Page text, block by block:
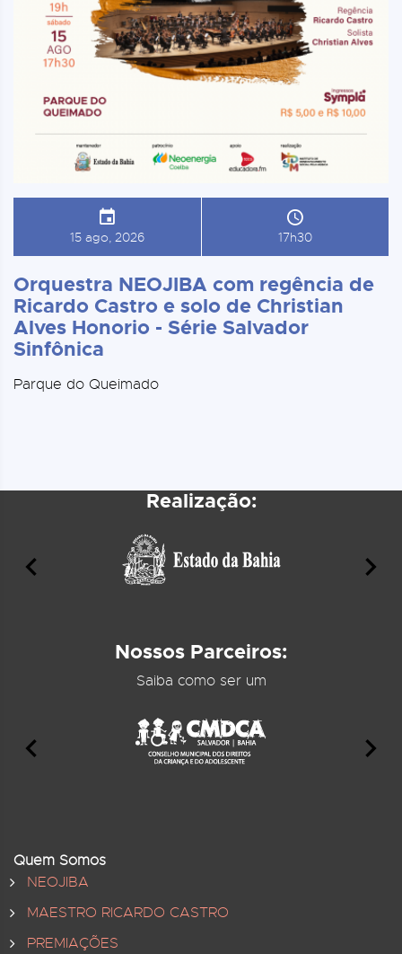
15 ago, 2026 17h30
Orquestra NEOJIBA com regência de
Ricardo Castro e solo de Christian
Alves Honorio - Série Salvador
Sinfônica
Parque do Queimado
Realização:
Nossos Parceiros:
Saiba como ser um
Quem Somos
NEOJIBA
MAESTRO RICARDO CASTRO
PREMIAÇÕES